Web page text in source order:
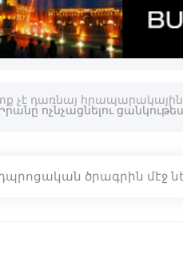
չէ դառնայ
ծրագրին մէջ